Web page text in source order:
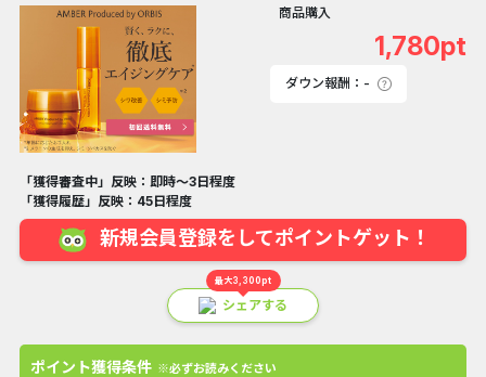
商品購入
1,780pt
ダウン報酬：-
「獲得審査中」反映：即時～3日程度
「獲得履歴」反映：45日程度
新規会員登録をしてポイントゲット！
最大3,300pt
シェアする
ポイント獲得条件 ※必ずお読みください